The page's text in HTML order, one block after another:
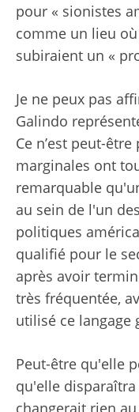
pour « sionistes
comme un lieu
subiraient un «
Je ne peux pas
Galindo
Ce n’est peut-
marginales ont
remarquable
au sein de l'un
politiques
qualifié pour le
après avoir
très fréquentée,
utilisé ce langage
Peut-être qu'elle
qu'elle
changerait rien